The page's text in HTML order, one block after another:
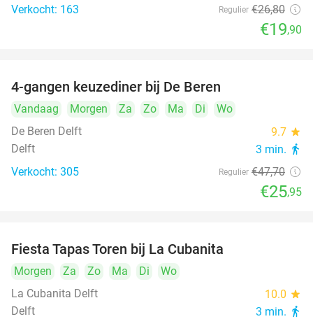
Verkocht: 163 Regulier €26,80
€19,90
4-gangen keuzediner bij De Beren
Vandaag Morgen Za Zo Ma Di
Wo
De Beren Delft
9.7 star
Delft 3 min. directions_walk
Verkocht: 305 Regulier €47,70
€25,95
Fiesta Tapas Toren bij La Cubanita
Morgen Za Zo Ma Di
Wo
La Cubanita Delft
10.0 star
Delft 3 min. directions_walk